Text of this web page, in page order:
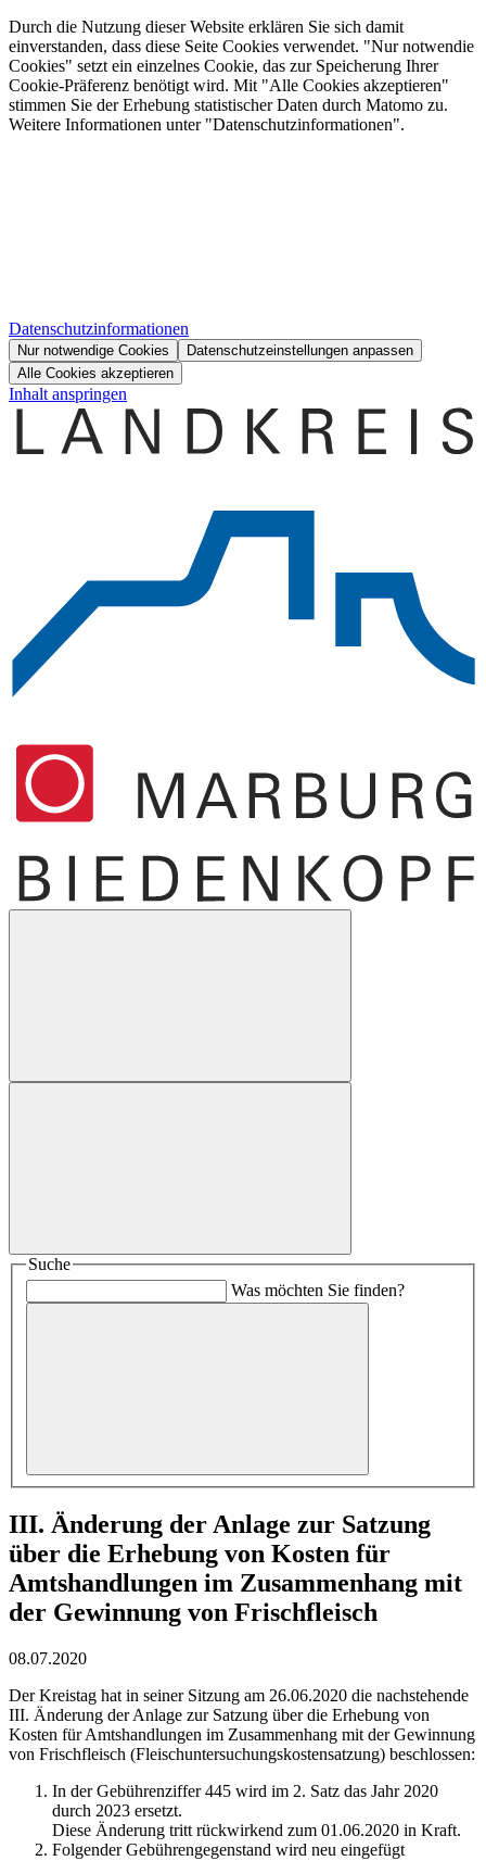
Durch die Nutzung dieser Website erklären Sie sich damit
einverstanden, dass diese Seite Cookies verwendet. "Nur notwendie
Cookies" setzt ein einzelnes Cookie, das zur Speicherung Ihrer
Cookie-Präferenz benötigt wird. Mit "Alle Cookies akzeptieren"
stimmen Sie der Erhebung statistischer Daten durch Matomo zu.
Weitere Informationen unter "Datenschutzinformationen".
Datenschutzinformationen
Nur notwendige Cookies
Datenschutzeinstellungen anpassen
Alle Cookies akzeptieren
Inhalt anspringen
Suche
Was möchten Sie finden?
III. Änderung der Anlage zur Satzung
über die Erhebung von Kosten für
Amtshandlungen im Zusammenhang mit
der Gewinnung von Frischfleisch
08.07.2020
Der Kreistag hat in seiner Sitzung am 26.06.2020 die nachstehende
III. Änderung der Anlage zur Satzung über die Erhebung von
Kosten für Amtshandlungen im Zusammenhang mit der Gewinnung
von Frischfleisch (Fleischuntersuchungskostensatzung) beschlossen:
In der Gebührenziffer 445 wird im 2. Satz das Jahr 2020
durch 2023 ersetzt.
Diese Änderung tritt rückwirkend zum 01.06.2020 in Kraft.
Folgender Gebührengegenstand wird neu eingefügt